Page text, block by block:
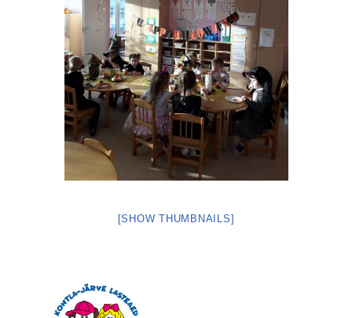
[SHOW THUMBNAILS]